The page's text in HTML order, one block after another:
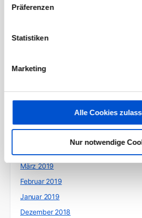
Präferenzen
Statistiken
Marketing
Alle Cookies
Nur notwendige
Januar 2020
November 2019
September 2019
März 2019
Februar 2019
Januar 2019
Dezember 2018